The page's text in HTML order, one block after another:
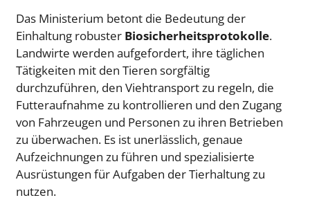
Das Ministerium betont die Bedeutung der
Einhaltung robuster Biosicherheitsprotokolle.
Landwirte werden aufgefordert, ihre täglichen
Tätigkeiten mit den Tieren sorgfältig
durchzuführen, den Viehtransport zu regeln, die
Futteraufnahme zu kontrollieren und den Zugang
von Fahrzeugen und Personen zu ihren Betrieben
zu überwachen. Es ist unerlässlich, genaue
Aufzeichnungen zu führen und spezialisierte
Ausrüstungen für Aufgaben der Tierhaltung zu
nutzen.